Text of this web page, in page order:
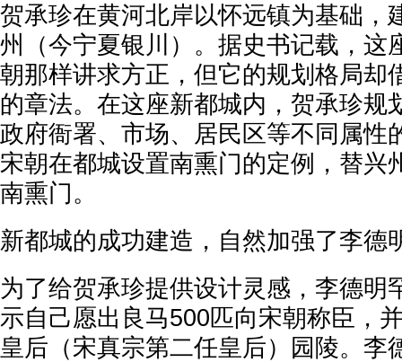
贺承珍在黄河北岸以怀远镇为基础，
州（今宁夏银川）。据史书记载，这
朝那样讲求方正，但它的规划格局却
的章法。在这座新都城内，贺承珍规
政府衙署、市场、居民区等不同属性
宋朝在都城设置南熏门的定例，替兴
南熏门。
新都城的成功建造，自然加强了李德
为了给贺承珍提供设计灵感，李德明
示自己愿出良马500匹向宋朝称臣，
皇后（宋真宗第二任皇后）园陵。李